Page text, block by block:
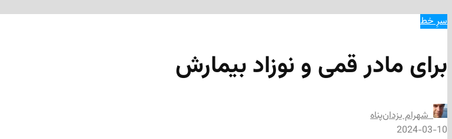
سرِ خط
برای مادر قمی و نوزاد بیمارش
‌ شهرام يزدان‌پناه
2024-03-10